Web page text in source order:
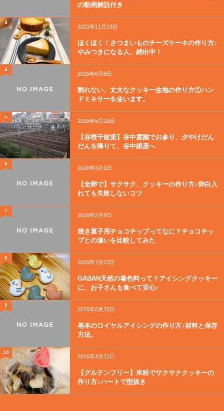
の動画解説付き
3
2021年11月19日
ほくほく！さつまいものチーズケーキの作り方♪
やみつきになる人、続出中！
4
2015年6月8日
割れない、丈夫なクッキー生地の作り方①ハン
ドミキサーを使います。
5
2015年8月18日
【谷根千散策】谷中霊園でお参り、夕やけだん
だんを降りて、谷中銀座へ
6
2016年3月1日
【全卵で】サクサク、クッキーの作り方♪卵白入
れても失敗しないコツ
7
2016年2月9日
焼き菓子用チョコチップってなに？チョコチッ
プとの違いを比較してみた
8
2015年7月23日
GABAN天然の着色料って？アイシングクッキー
に、お子さんも食べて安心♪
9
2015年6月15日
基本のロイヤルアイシングの作り方♪材料と保存
方法。
10
2016年2月13日
【グルテンフリー】米粉でサクサククッキーの
作り方♪ハートで型抜き